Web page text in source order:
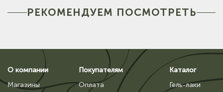
РЕКОМЕНДУЕМ ПОСМОТРЕТЬ
О компании
Магазины
Покупателям
Оплата
Каталог
Гель-лаки